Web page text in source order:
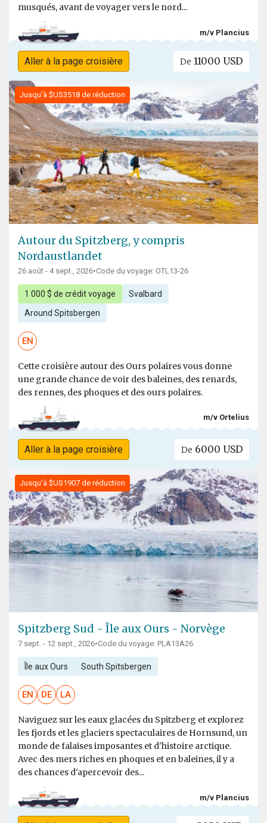
musqués, avant de voyager vers le nord...
m/v Plancius
Aller à la page croisière De 11000 USD
Jusqu'à $US3518 de réduction
Autour du Spitzberg, y compris
Nordaustlandet
26 août - 4 sept., 2026•Code du voyage: OTL13-26
1 000 $ de crédit voyage Svalbard
Around Spitsbergen
EN
Cette croisière autour des Ours polaires vous donne
une grande chance de voir des baleines, des renards,
des rennes, des phoques et des ours polaires.
m/v Ortelius
Aller à la page croisière De 6000 USD
Jusqu'à $US1907 de réduction
Spitzberg Sud - Île aux Ours - Norvège
7 sept. - 12 sept., 2026•Code du voyage: PLA13A26
Île aux Ours South Spitsbergen
EN DE LA
Naviguez sur les eaux glacées du Spitzberg et explorez
les fjords et les glaciers spectaculaires de Hornsund, un
monde de falaises imposantes et d'histoire arctique.
Avec des mers riches en phoques et en baleines, il y a
des chances d'apercevoir des...
m/v Plancius